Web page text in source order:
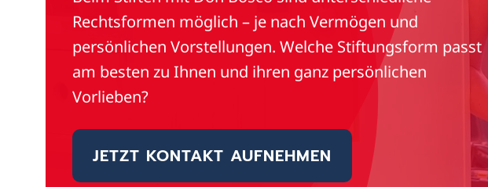
Rechtsformen möglich – je nach Vermögen und
persönlichen Vorstellungen. Welche Stiftungsform passt
am besten zu Ihnen und ihren ganz persönlichen
Vorlieben?
JETZT KONTAKT AUFNEHMEN